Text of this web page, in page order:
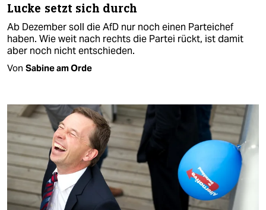
Lucke setzt sich durch
Ab Dezember soll die AfD nur noch einen Parteichef
haben. Wie weit nach rechts die Partei rückt, ist damit
aber noch nicht entschieden.
Von Sabine am Orde